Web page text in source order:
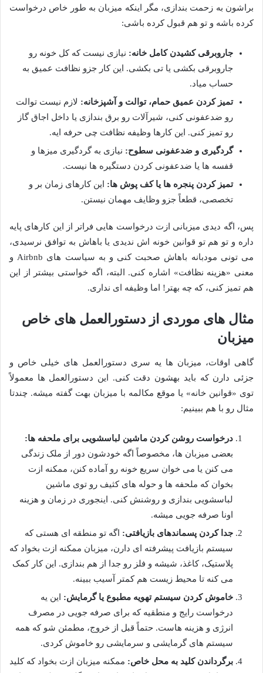
براشون به زحمت بندازی، مگر اینکه میزبان به طور خاص درخواست
کرده باشه و تو هم قبول کرده باشی:
جاروبرقی کشیدن کامل خانه: نیازی نیست که کل خونه رو
جاروبرقی بکشی یا تی بکشی. این کار جزو نظافت عمیق به
حساب میاد.
تمیز کردن عمیق حمام، توالت و آشپزخانه: لازم نیست توالت
رو ضدعفونی کنی، شیرآلات رو برق بندازی یا داخل اجاق گاز
رو تمیز کنی. این کارها وظیفه نظافت چی حرفه ایه.
گردگیری و ضدعفونی سطوح: نیازی به گردگیری میزها و
قفسه ها یا ضدعفونی کردن دستگیره ها نیست.
تمیز کردن پنجره ها یا کف پوش ها: این کارهای زمان بر و
تخصصی، قطعاً جزو وظایف مهمان نیستن.
پس، اگه دیدی میزبانی ازت درخواست هایی فراتر از این کارهای پایه
داره و تو هم تو قوانین خونه اش ندیدی یا باهاش به توافق نرسیدی،
می تونی مودبانه باهاش صحبت کنی و به سیاست های Airbnb و
معنی «هزینه نظافت» اشاره کنی. البته، اگه خواستی بیشتر از این
هم تمیز کنی، که چه بهتر! اما وظیفه ای نداری.
مثال های موردی از دستورالعمل های خاص
میزبان
گاهی اوقات، میزبان ها یه سری دستورالعمل های خیلی خاص و
جزئی دارن که باید بهشون دقت کنی. این دستورالعمل ها معمولاً
توی «قوانین خانه» یا موقع مکالمه با میزبان بهت گفته میشه. چندتا
مثال رو با هم ببینیم:
درخواست روشن کردن ماشین لباسشویی برای ملحفه ها:
بعضی میزبان ها، مخصوصاً اگه خودشون دور از ملک زندگی
می کنن یا می خوان سریع خونه رو آماده کنن، ممکنه ازت
بخوان که ملحفه ها و حوله های کثیف رو توی ماشین
لباسشویی بندازی و روشنش کنی. اینجوری در زمان و هزینه
اونا صرفه جویی میشه.
جدا کردن پسماندهای بازیافتی: اگه تو منطقه ای هستی که
سیستم بازیافت پیشرفته ای دارن، میزبان ممکنه ازت بخواد که
پلاستیک، کاغذ، شیشه و فلز رو جدا از هم بندازی. این کار کمک
می کنه تا محیط زیست هم کمتر آسیب ببینه.
خاموش کردن سیستم تهویه مطبوع یا گرمایش: این یه
درخواست رایج و منطقیه که برای صرفه جویی در مصرف
انرژی و هزینه هاست. حتماً قبل از خروج، مطمئن شو که همه
سیستم های گرمایشی و سرمایشی رو خاموش کردی.
برگرداندن کلید به محل خاص: ممکنه میزبان ازت بخواد که کلید